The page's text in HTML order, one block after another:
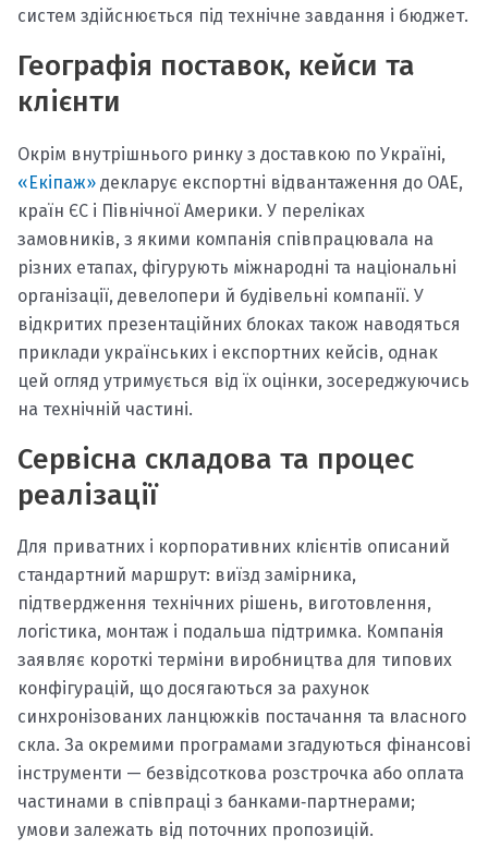
систем здійснюється під технічне завдання і бюджет.
Географія поставок, кейси та
клієнти
Окрім внутрішнього ринку з доставкою по Україні,
«Екіпаж» декларує експортні відвантаження до ОАЕ,
країн ЄС і Північної Америки. У переліках
замовників, з якими компанія співпрацювала на
різних етапах, фігурують міжнародні та національні
організації, девелопери й будівельні компанії. У
відкритих презентаційних блоках також наводяться
приклади українських і експортних кейсів, однак
цей огляд утримується від їх оцінки, зосереджуючись
на технічній частині.
Сервісна складова та процес
реалізації
Для приватних і корпоративних клієнтів описаний
стандартний маршрут: виїзд замірника,
підтвердження технічних рішень, виготовлення,
логістика, монтаж і подальша підтримка. Компанія
заявляє короткі терміни виробництва для типових
конфігурацій, що досягаються за рахунок
синхронізованих ланцюжків постачання та власного
скла. За окремими програмами згадуються фінансові
інструменти — безвідсоткова розстрочка або оплата
частинами в співпраці з банками‑партнерами;
умови залежать від поточних пропозицій.